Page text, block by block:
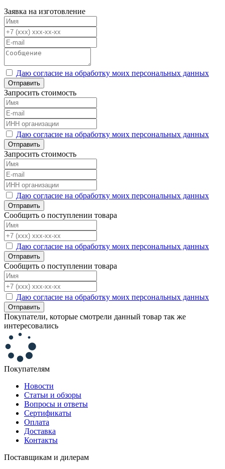
Заявка на изготовление
Даю согласие на обработку моих персональных данных
Отправить
Запросить стоимость
Даю согласие на обработку моих персональных данных
Отправить
Запросить стоимость
Даю согласие на обработку моих персональных данных
Отправить
Сообщить о поступлении товара
Даю согласие на обработку моих персональных данных
Отправить
Сообщить о поступлении товара
Даю согласие на обработку моих персональных данных
Отправить
Покупатели, которые смотрели данный товар так же
интересовались
Покупателям
Новости
Статьи и обзоры
Вопросы и ответы
Сертификаты
Оплата
Доставка
Контакты
Поставщикам и дилерам